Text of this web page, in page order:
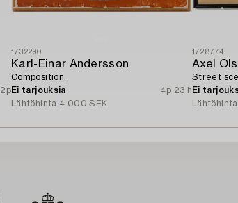
2p
1732290
Karl-Einar Andersson
Composition.
Ei tarjouksia
4p 23 h
Lähtöhinta 4 000 SEK
1728774
Axel
Street
Ei
Lähtöhinta